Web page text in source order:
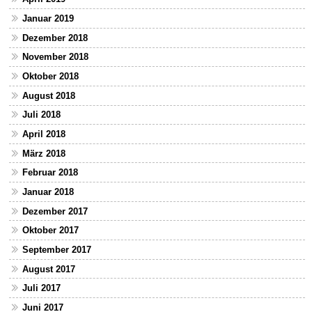
Januar 2019
Dezember 2018
November 2018
Oktober 2018
August 2018
Juli 2018
April 2018
März 2018
Februar 2018
Januar 2018
Dezember 2017
Oktober 2017
September 2017
August 2017
Juli 2017
Juni 2017